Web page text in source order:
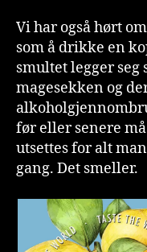
Vi har også hørt
som å drikke en
smultet legger seg
magesekken og
før eller senere
utsettes for alt
gang. Det smeller.